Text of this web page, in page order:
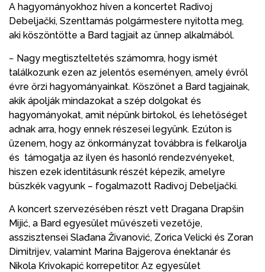
A hagyományokhoz híven a koncertet Radivoj
Debeljački, Szenttamás polgármestere nyitotta meg,
aki köszöntötte a Bard tagjait az ünnep alkalmából.
− Nagy megtiszteltetés számomra, hogy ismét
találkozunk ezen az jelentős eseményen, amely évről
évre őrzi hagyományainkat. Köszönet a Bard tagjainak,
akik ápolják mindazokat a szép dolgokat és
hagyományokat, amit népünk birtokol, és lehetőséget
adnak arra, hogy ennek részesei legyünk. Ezúton is
üzenem, hogy az önkormányzat továbbra is felkarolja
és támogatja az ilyen és hasonló rendezvényeket,
hiszen ezek identitásunk részét képezik, amelyre
büszkék vagyunk – fogalmazott Radivoj Debeljački.
A koncert szervezésében részt vett Dragana Drapšin
Mijić, a Bard egyesület művészeti vezetője,
asszisztensei Slađana Živanović, Zorica Velicki és Zoran
Dimitrijev, valamint Marina Bajgerova énektanár és
Nikola Krivokapić korrepetitor. Az egyesület